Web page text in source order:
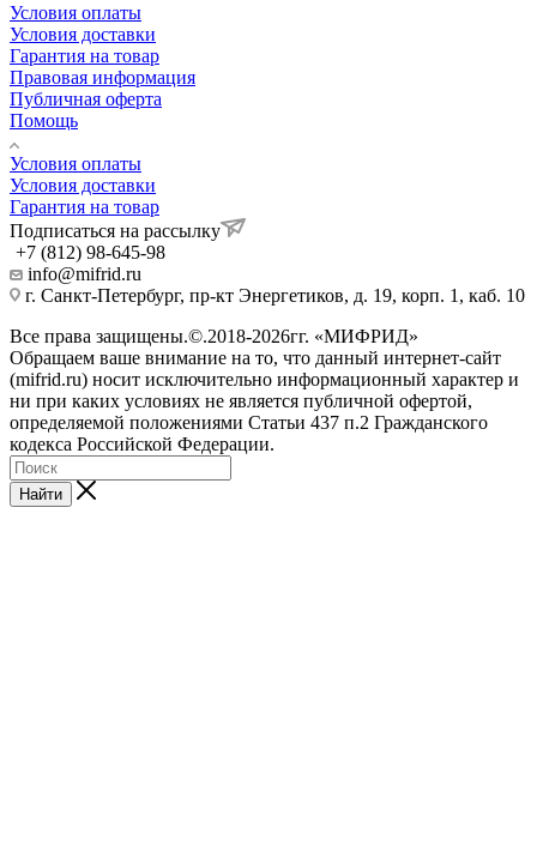
Условия оплаты
Условия доставки
Гарантия на товар
Правовая информация
Публичная оферта
Помощь
Условия оплаты
Условия доставки
Гарантия на товар
Подписаться на рассылку
+7 (812) 98-645-98
info@mifrid.ru
г. Санкт-Петербург, пр-кт Энергетиков, д. 19, корп. 1, каб. 10
Все права защищены.©.2018-2026гг. «МИФРИД»
Обращаем ваше внимание на то, что данный интернет-сайт
(mifrid.ru) носит исключительно информационный характер и
ни при каких условиях не является публичной офертой,
определяемой положениями Статьи 437 п.2 Гражданского
кодекса Российской Федерации.
Найти